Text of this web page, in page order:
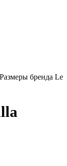
Размеры бренда Le